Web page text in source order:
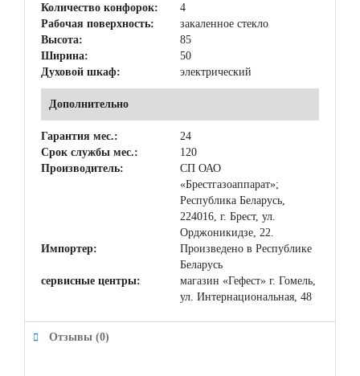
Количество конфорок:
4
Рабочая поверхность:
закаленное стекло
Высота:
85
Ширина:
50
Духовой шкаф:
электрический
Дополнительно
Гарантия мес.:
24
Срок службы мес.:
120
Производитель:
СП ОАО
«Брестгазоаппарат»;
Республика Беларусь,
224016, г. Брест, ул.
Орджоникидзе, 22.
Импортер:
Произведено в Республике
Беларусь
сервисные центры:
магазин «Гефест» г. Гомель,
ул. Интернациональная, 48
Отзывы (0)